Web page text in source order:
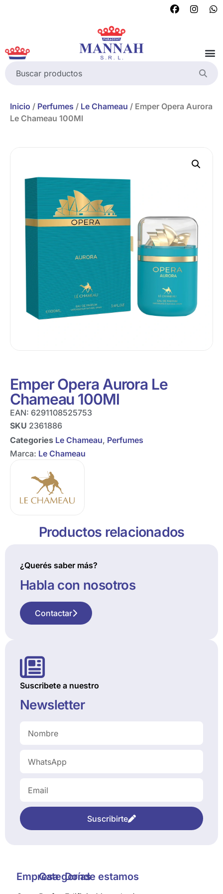
Inicio / Perfumes / Le Chameau / Emper Opera Aurora
Le Chameau 100Ml
Emper Opera Aurora Le
Chameau 100Ml
EAN: 6291108525753
SKU 2361886
Categories Le Chameau, Perfumes
Marca: Le Chameau
Productos relacionados
¿Querés saber más?
Habla con nosotros
Contactar
Suscribete a nuestro
Newsletter
Suscribirte
EmpresaCategoríasDonde estamos